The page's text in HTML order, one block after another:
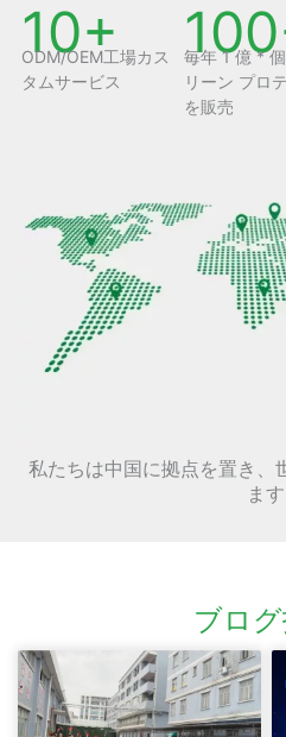
10+
ODM/OEM工場カス
タムサービス
毎年 1 億 *
リーン プロ
を販売
私たちは中国に拠点を置き、
ます
ブロ